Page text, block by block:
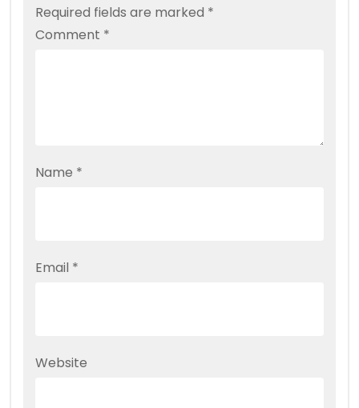
Required fields are marked *
Comment *
Name *
Email *
Website